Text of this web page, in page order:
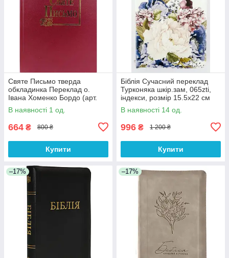
Святе Письмо тверда
обкладинка Переклад о.
Івана Хоменко Бордо (арт.
1063.б) розмір 15х20.5 см
В наявності 1 од.
664 ₴ 800 ₴
Купити
Біблія Сучасний переклад
Турконяка шкір.зам, 065zti,
індекси, розмір 15.5х22 см
(арт 1056658) Квіти
В наявності 14 од.
996 ₴ 1 200 ₴
Купити
–17% –17%